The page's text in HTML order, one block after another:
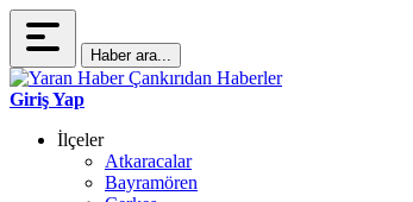
Haber ara...
Giriş Yap
İlçeler
Atkaracalar
Bayramören